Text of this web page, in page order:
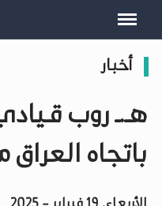
أخبار
هـ.ـ روب
باتجاه العراق مع 5 ملايين
الأربعاء, 19 فبراير - 2025